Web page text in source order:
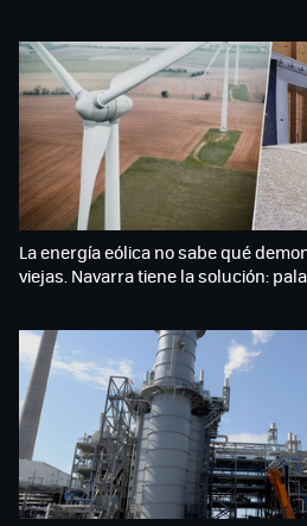
La energía eólica no sabe qué
viejas. Navarra tiene la solución: